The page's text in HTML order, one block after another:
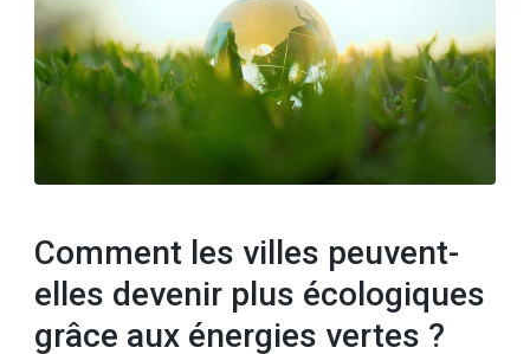
Comment les villes peuvent-
elles devenir plus écologiques
grâce aux énergies vertes ?